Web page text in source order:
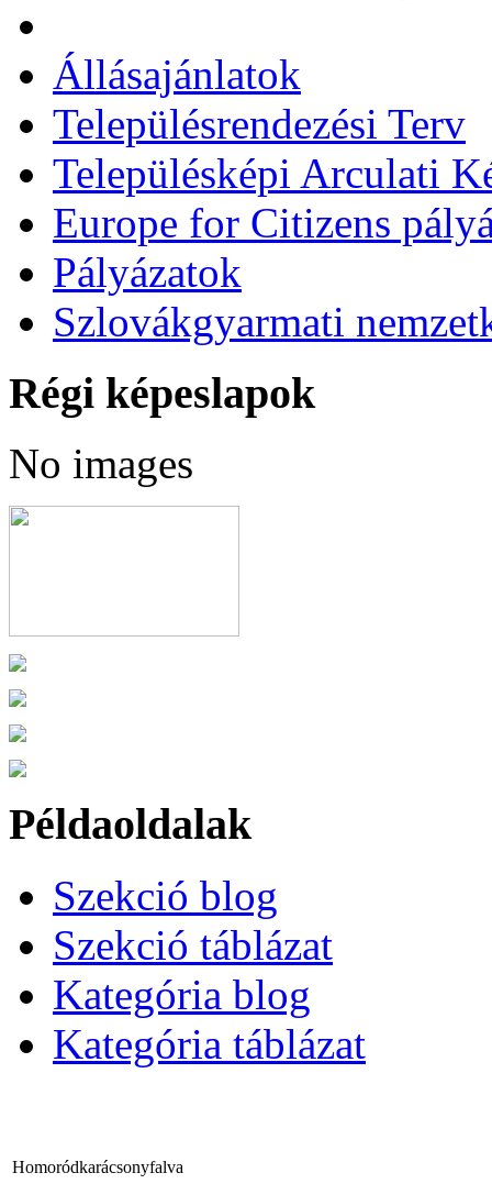
Állásajánlatok
Településrendezési Terv
Településképi Arculati
Europe for Citizens
Pályázatok
Szlovákgyarmati
Régi képeslapok
No images
Példaoldalak
Szekció blog
Szekció táblázat
Kategória blog
Kategória táblázat
Homoródkarácsonyfalva